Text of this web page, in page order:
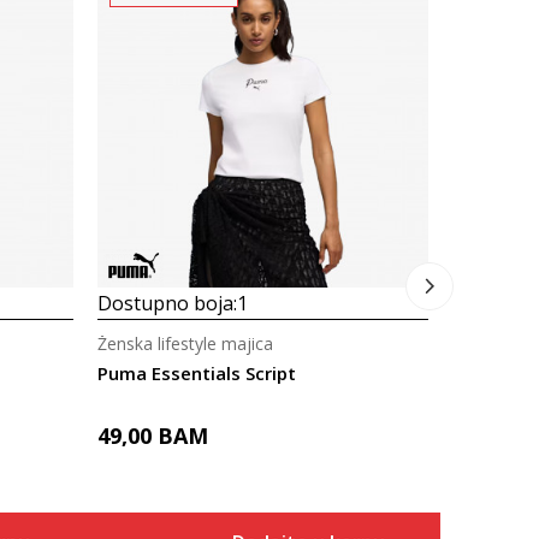
Dostupno boja:1
Puma Essentials Script
Ženska lifestyle majica
49,00 BAM